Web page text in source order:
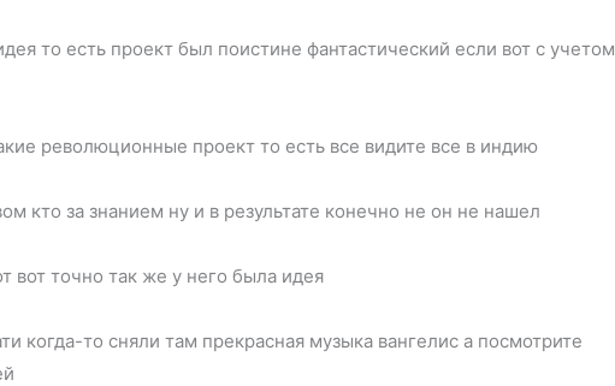
то есть проект был поистине фантастический если вот с учетом
революционные проект то есть все видите все в индию
кто за знанием ну и в результате конечно не он не нашел
вот точно так же у него была идея
когда-то сняли там прекрасная музыка вангелис а посмотрите